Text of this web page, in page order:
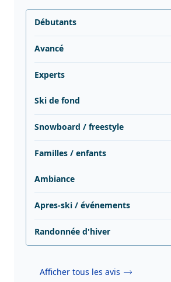
Débutants
Avancé
Experts
Ski de fond
Snowboard / freestyle
Familles / enfants
Ambiance
Apres-ski / événements
Randonnée d'hiver
Afficher tous les avis